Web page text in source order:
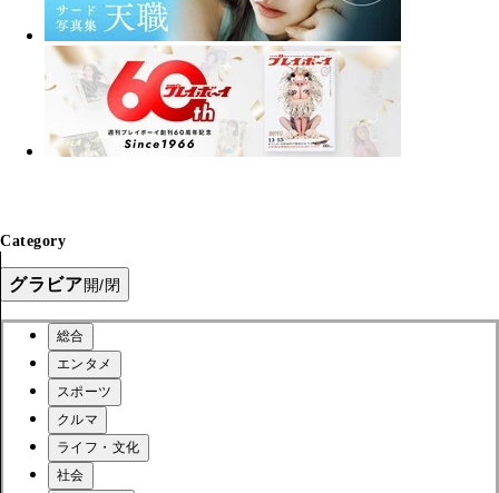
Category
グラビア開/閉
総合
エンタメ
スポーツ
クルマ
ライフ・文化
社会